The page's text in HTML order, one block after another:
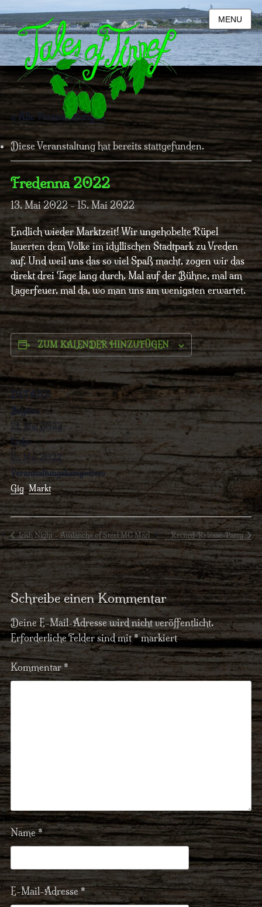
MENU
« Alle Veranstaltungen
Diese Veranstaltung hat bereits stattgefunden.
Fredenna 2022
13. Mai 2022-15. Mai 2022
Endlich wieder Marktzeit! Wir ungehobelte Rüpel
lauerten dem Volke im idyllischen Stadtpark zu Vreden
auf. Und weil uns das so viel Spaß macht, zogen wir das
direkt drei Tage lang durch. Mal auf der Bühne, mal am
Lagerfeuer, mal da, wo man uns am wenigsten erwartet.
ZUM KALENDER HINZUFÜGEN
DETAILS
Beginn:
13. Mai 2022
Ende:
15. Mai 2022
Veranstaltungskategorien:
Gig,Markt
Irish Night – Avalanche of Steel MC Marl Record-Release-Party
Schreibe einen Kommentar
Deine E-Mail-Adresse wird nicht veröffentlicht.
Erforderliche Felder sind mit*markiert
Kommentar*
Name*
E-Mail-Adresse*